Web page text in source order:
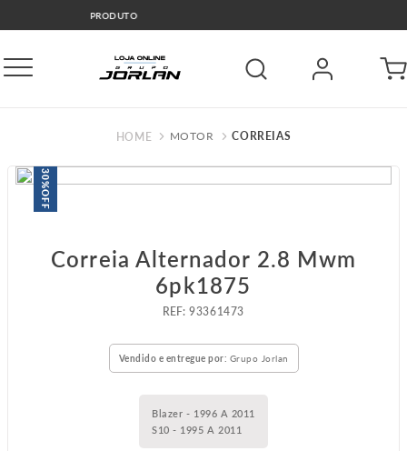
🚛COMPRE E RETIRE GRÁTIS GO
MOTOR CORREIAS
30%
OFF
Correia Alternador 2.8 Mwm
6pk1875
:93361473
Vendido e entregue por: Grupo Jorlan
Blazer - 1996 A 2011
S10 - 1995 A 2011